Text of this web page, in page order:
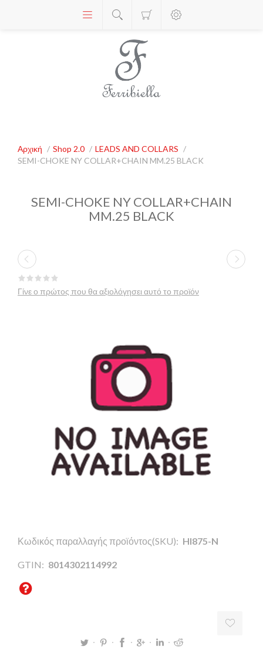
Αρχική / Shop 2.0 / LEADS AND COLLARS /
SEMI-CHOKE NY COLLAR+CHAIN MM.25 BLACK
SEMI-CHOKE NY COLLAR+CHAIN
MM.25 BLACK
Γίνε ο πρώτος που θα αξιολόγησει αυτό το προϊόν
Κωδικός παραλλαγής προϊόντος(SKU): HI875-N
GTIN: 8014302114992